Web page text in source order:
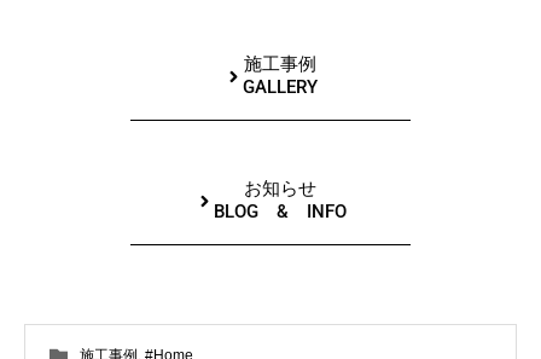
施工事例
GALLERY
お知らせ
BLOG & INFO
施工事例 , #Home